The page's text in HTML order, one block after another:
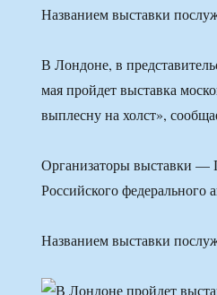
Названием выставки
В Лондоне, в
мая пройдет выставка
выплесну на холст»,
Организаторы выставки —
Российского федерального
Названием выставки